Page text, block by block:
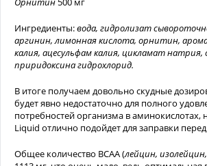
Ингредиенты:вода, гидролизат
аргинин, лимонная кислота, орнитин,
калия, ацесульфам калия, цикламат натрия,
приридоксина гидрохлорид.
В итоге получаем довольно скудные
будет явно недостаточно для полного
потребностей организма в аминокислотах,
Liquid отлично подойдет для заправки
Общее количество BCAA (лейцин,